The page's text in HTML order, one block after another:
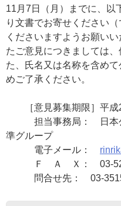
11月7日（月）までに、以
り文書でお寄せください
くださいますようお願い
たご意見につきましては
た、氏名又は名称を含め
めご了承ください。
［意見募集期限］平成
担当事務局： 日本公
準グループ
電子メール：
Ｆ Ａ Ｘ： 03-
問合せ先： 03-